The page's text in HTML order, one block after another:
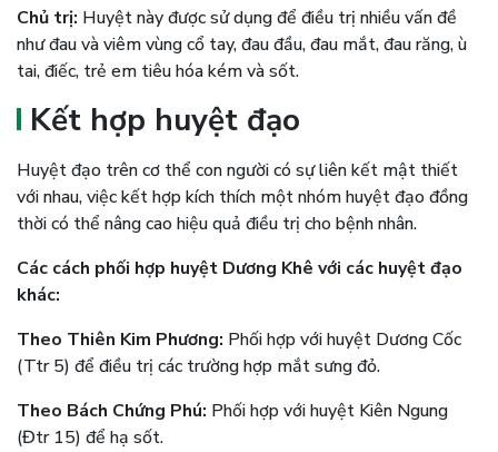
Chủ trị: Huyệt này được sử dụng để điều trị nhiều vấn đề
như đau và viêm vùng cổ tay, đau đầu, đau mắt, đau răng, ù
tai, điếc, trẻ em tiêu hóa kém và sốt.
Kết hợp huyệt đạo
Huyệt đạo trên cơ thể con người có sự liên kết mật thiết
với nhau, việc kết hợp kích thích một nhóm huyệt đạo đồng
thời có thể nâng cao hiệu quả điều trị cho bệnh nhân.
Các cách phối hợp huyệt Dương Khê với các huyệt đạo
khác:
Theo Thiên Kim Phương: Phối hợp với huyệt Dương Cốc
(Ttr 5) để điều trị các trường hợp mắt sưng đỏ.
Theo Bách Chứng Phú: Phối hợp với huyệt Kiên Ngung
(Đtr 15) để hạ sốt.